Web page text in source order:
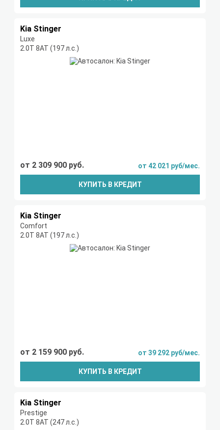
Kia Stinger
Luxe
2.0Т 8АТ (197 л.с.)
от 2 309 900 руб. от 42 021 руб/мес.
КУПИТЬ В КРЕДИТ
Kia Stinger
Comfort
2.0Т 8АТ (197 л.с.)
от 2 159 900 руб. от 39 292 руб/мес.
КУПИТЬ В КРЕДИТ
Kia Stinger
Prestige
2.0T 8АТ (247 л.с.)